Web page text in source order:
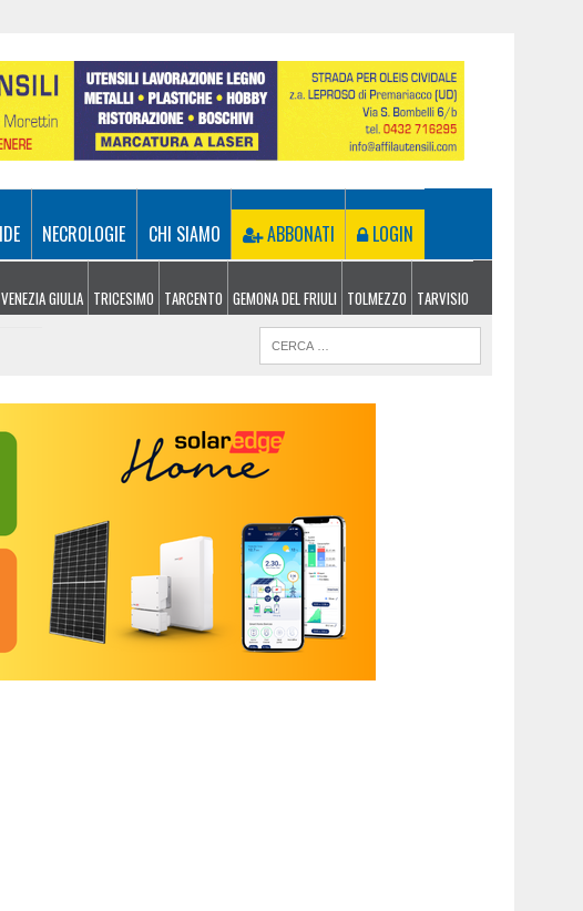
NECROLOGIE CHI SIAMO ABBONATI LOGIN
GIULIA TRICESIMO TARCENTO GEMONA DEL FRIULI TOLMEZZO TARVISIO